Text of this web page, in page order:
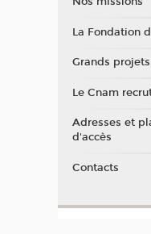
La Fondation
Grands projets
Le Cnam
Adresses et
d'accès
Contacts